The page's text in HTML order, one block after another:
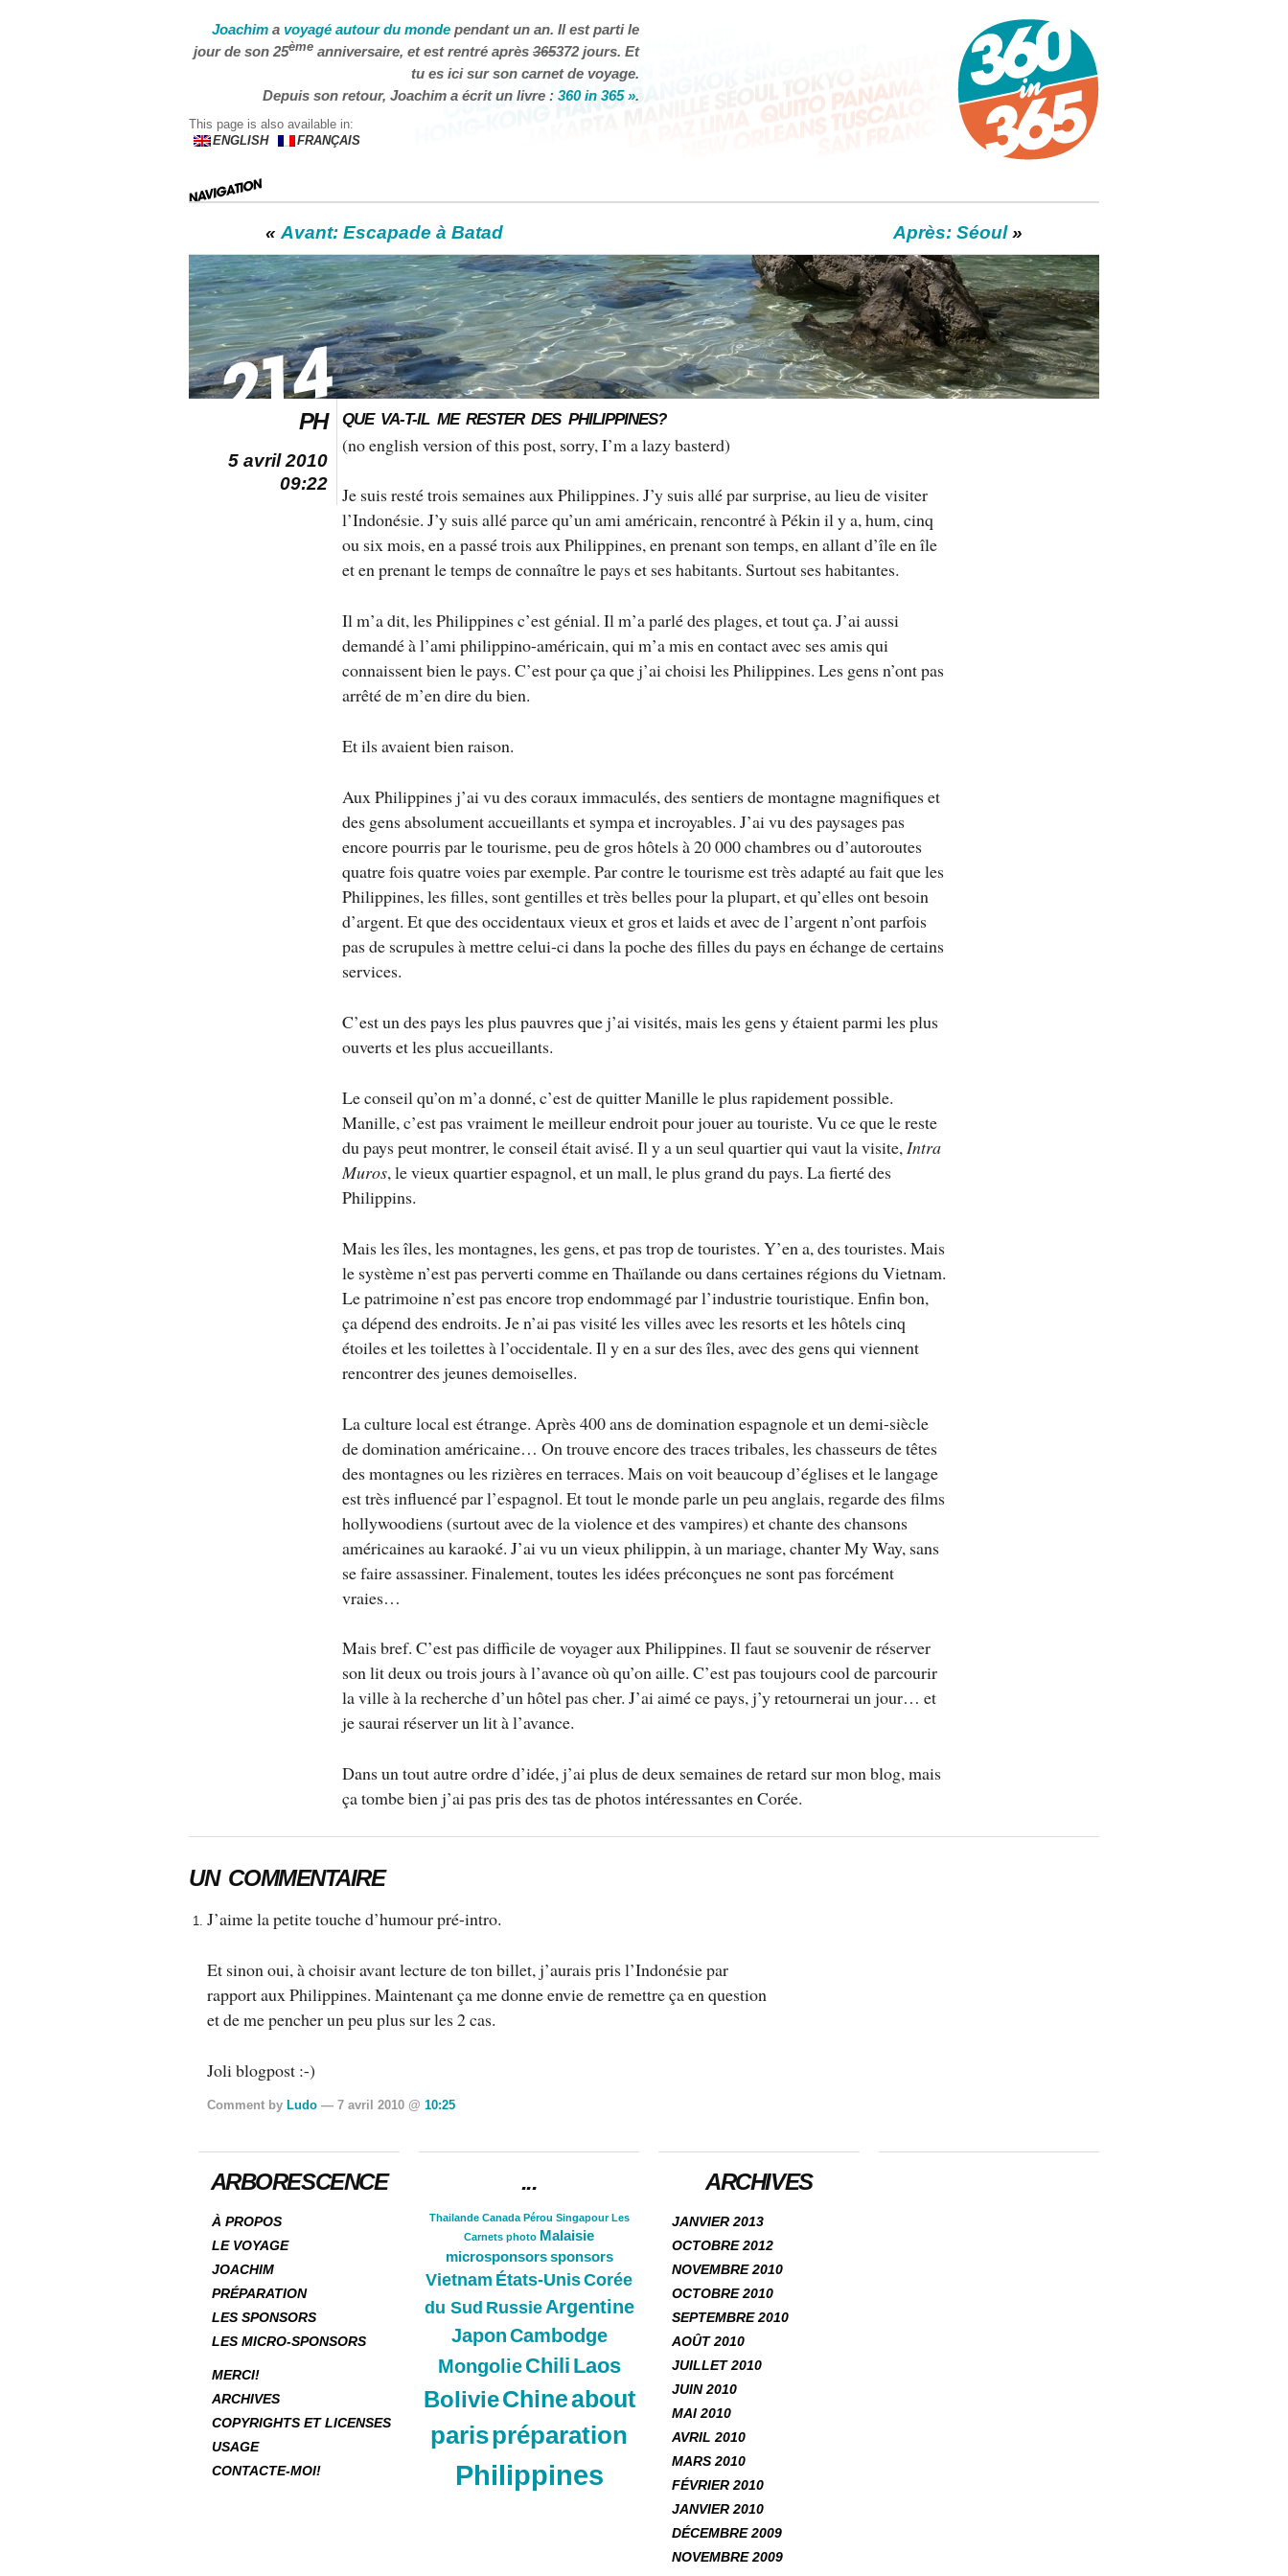
Joachim a voyagé autour du monde pendant un an. Il est parti le
jour de son 25ème anniversaire, et est rentré après 365372 jours. Et
tu es ici sur son carnet de voyage.
Depuis son retour, Joachim a écrit un livre : 360 in 365 ».
This page is also available in:
ENGLISH
FRANÇAIS
«Avant: Escapade à Batad Après: Séoul»
PH
5 avril 2010
09:22
QUE VA-T-IL ME RESTER DES PHILIPPINES?
(no english version of this post, sorry, I’m a lazy basterd)
Je suis resté trois semaines aux Philippines. J’y suis allé par surprise, au lieu de visiter
l’Indonésie. J’y suis allé parce qu’un ami américain, rencontré à Pékin il y a, hum, cinq
ou six mois, en a passé trois aux Philippines, en prenant son temps, en allant d’île en île
et en prenant le temps de connaître le pays et ses habitants. Surtout ses habitantes.
Il m’a dit, les Philippines c’est génial. Il m’a parlé des plages, et tout ça. J’ai aussi
demandé à l’ami philippino-américain, qui m’a mis en contact avec ses amis qui
connaissent bien le pays. C’est pour ça que j’ai choisi les Philippines. Les gens n’ont pas
arrêté de m’en dire du bien.
Et ils avaient bien raison.
Aux Philippines j’ai vu des coraux immaculés, des sentiers de montagne magnifiques et
des gens absolument accueillants et sympa et incroyables. J’ai vu des paysages pas
encore pourris par le tourisme, peu de gros hôtels à 20 000 chambres ou d’autoroutes
quatre fois quatre voies par exemple. Par contre le tourisme est très adapté au fait que les
Philippines, les filles, sont gentilles et très belles pour la plupart, et qu’elles ont besoin
d’argent. Et que des occidentaux vieux et gros et laids et avec de l’argent n’ont parfois
pas de scrupules à mettre celui-ci dans la poche des filles du pays en échange de certains
services.
C’est un des pays les plus pauvres que j’ai visités, mais les gens y étaient parmi les plus
ouverts et les plus accueillants.
Le conseil qu’on m’a donné, c’est de quitter Manille le plus rapidement possible.
Manille, c’est pas vraiment le meilleur endroit pour jouer au touriste. Vu ce que le reste
du pays peut montrer, le conseil était avisé. Il y a un seul quartier qui vaut la visite,Intra
Muros, le vieux quartier espagnol, et un mall, le plus grand du pays. La fierté des
Philippins.
Mais les îles, les montagnes, les gens, et pas trop de touristes. Y’en a, des touristes. Mais
le système n’est pas perverti comme en Thaïlande ou dans certaines régions du Vietnam.
Le patrimoine n’est pas encore trop endommagé par l’industrie touristique. Enfin bon,
ça dépend des endroits. Je n’ai pas visité les villes avec les resorts et les hôtels cinq
étoiles et les toilettes à l’occidentale. Il y en a sur des îles, avec des gens qui viennent
rencontrer des jeunes demoiselles.
La culture local est étrange. Après 400 ans de domination espagnole et un demi-siècle
de domination américaine… On trouve encore des traces tribales, les chasseurs de têtes
des montagnes ou les rizières en terraces. Mais on voit beaucoup d’églises et le langage
est très influencé par l’espagnol. Et tout le monde parle un peu anglais, regarde des films
hollywoodiens (surtout avec de la violence et des vampires) et chante des chansons
américaines au karaoké. J’ai vu un vieux philippin, à un mariage, chanter My Way, sans
se faire assassiner. Finalement, toutes les idées préconçues ne sont pas forcément
vraies…
Mais bref. C’est pas difficile de voyager aux Philippines. Il faut se souvenir de réserver
son lit deux ou trois jours à l’avance où qu’on aille. C’est pas toujours cool de parcourir
la ville à la recherche d’un hôtel pas cher. J’ai aimé ce pays, j’y retournerai un jour… et
je saurai réserver un lit à l’avance.
Dans un tout autre ordre d’idée, j’ai plus de deux semaines de retard sur mon blog, mais
ça tombe bien j’ai pas pris des tas de photos intéressantes en Corée.
UN COMMENTAIRE
J’aime la petite touche d’humour pré-intro.
Et sinon oui, à choisir avant lecture de ton billet, j’aurais pris l’Indonésie par
rapport aux Philippines. Maintenant ça me donne envie de remettre ça en question
et de me pencher un peu plus sur les 2 cas.
Joli blogpost :-)
Comment by Ludo — 7 avril 2010 @10:25
ARBORESCENCE
À PROPOS
LE VOYAGE
JOACHIM
PRÉPARATION
LES SPONSORS
LES MICRO-SPONSORS
MERCI!
ARCHIVES
COPYRIGHTS ET LICENSES
USAGE
CONTACTE-MOI!
...
Thailande Canada Pérou Singapour Les
Carnets photo Malaisie
microsponsors sponsors
Vietnam États-UnisCorée
du Sud Russie Argentine
JaponCambodge
Mongolie Chili Laos
BolivieChineabout
parispréparation
Philippines
ARCHIVES
JANVIER 2013
OCTOBRE 2012
NOVEMBRE 2010
OCTOBRE 2010
SEPTEMBRE 2010
AOÛT 2010
JUILLET 2010
JUIN 2010
MAI 2010
AVRIL 2010
MARS 2010
FÉVRIER 2010
JANVIER 2010
DÉCEMBRE 2009
NOVEMBRE 2009